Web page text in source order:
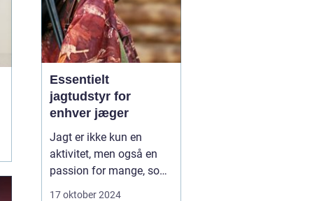
Essentielt
jagtudstyr for
enhver jæger
Jagt er ikke kun en
aktivitet, men også en
passion for mange, som
kræver det rette udstyr
17 oktober 2024